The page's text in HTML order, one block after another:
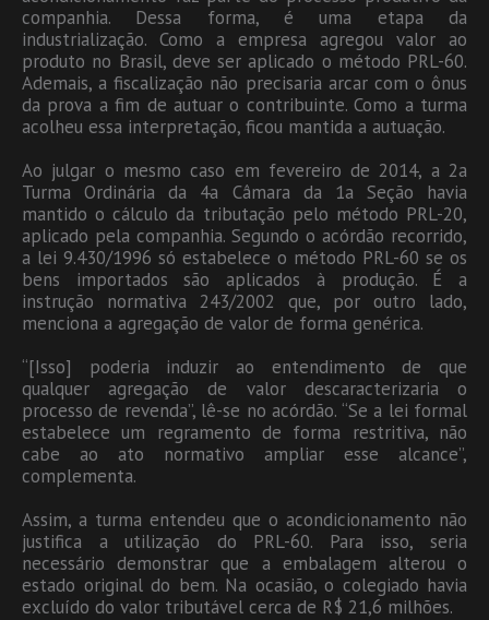
companhia. Dessa forma, é uma etapa da
industrialização. Como a empresa agregou valor ao
produto no Brasil, deve ser aplicado o método PRL-60.
Ademais, a fiscalização não precisaria arcar com o ônus
da prova a fim de autuar o contribuinte. Como a turma
acolheu essa interpretação, ficou mantida a autuação.
Ao julgar o mesmo caso em fevereiro de 2014, a 2a
Turma Ordinária da 4a Câmara da 1a Seção havia
mantido o cálculo da tributação pelo método PRL-20,
aplicado pela companhia. Segundo o acórdão recorrido,
a lei 9.430/1996 só estabelece o método PRL-60 se os
bens importados são aplicados à produção. É a
instrução normativa 243/2002 que, por outro lado,
menciona a agregação de valor de forma genérica.
“[Isso] poderia induzir ao entendimento de que
qualquer agregação de valor descaracterizaria o
processo de revenda”, lê-se no acórdão. “Se a lei formal
estabelece um regramento de forma restritiva, não
cabe ao ato normativo ampliar esse alcance”,
complementa.
Assim, a turma entendeu que o acondicionamento não
justifica a utilização do PRL-60. Para isso, seria
necessário demonstrar que a embalagem alterou o
estado original do bem. Na ocasião, o colegiado havia
excluído do valor tributável cerca de R$ 21,6 milhões.